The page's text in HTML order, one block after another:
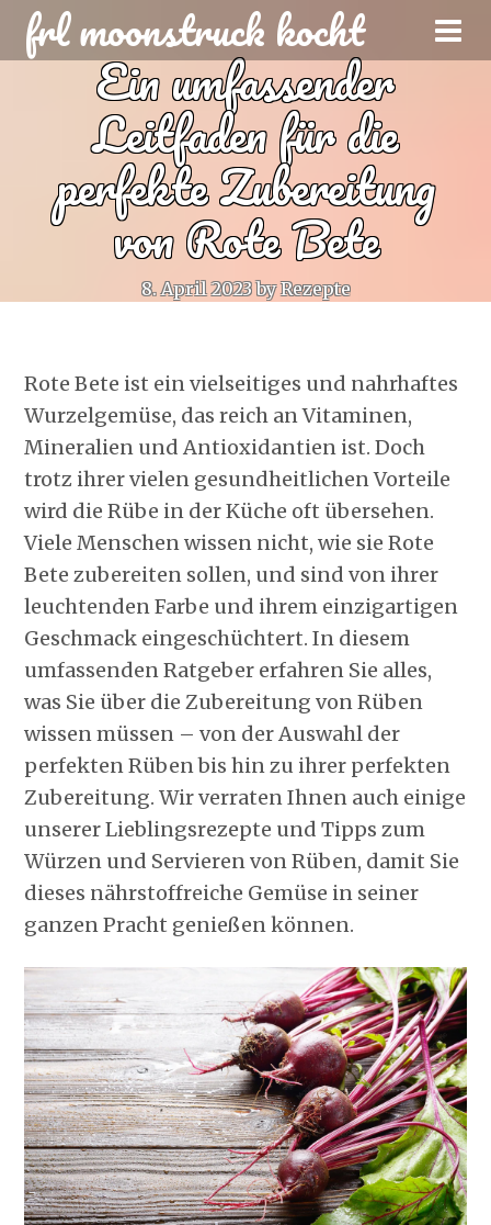
frl moonstruck kocht
Ein umfassender
Leitfaden für die
perfekte Zubereitung
von Rote Bete
8. April 2023 byRezepte
Rote Bete ist ein vielseitiges und nahrhaftes
Wurzelgemüse, das reich an Vitaminen,
Mineralien und Antioxidantien ist. Doch
trotz ihrer vielen gesundheitlichen Vorteile
wird die Rübe in der Küche oft übersehen.
Viele Menschen wissen nicht, wie sie Rote
Bete zubereiten sollen, und sind von ihrer
leuchtenden Farbe und ihrem einzigartigen
Geschmack eingeschüchtert. In diesem
umfassenden Ratgeber erfahren Sie alles,
was Sie über die Zubereitung von Rüben
wissen müssen – von der Auswahl der
perfekten Rüben bis hin zu ihrer perfekten
Zubereitung. Wir verraten Ihnen auch einige
unserer Lieblingsrezepte und Tipps zum
Würzen und Servieren von Rüben, damit Sie
dieses nährstoffreiche Gemüse in seiner
ganzen Pracht genießen können.